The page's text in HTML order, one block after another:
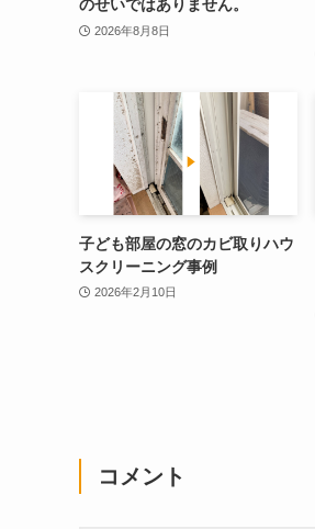
のせいではありません。
2026年8月8日
子ども部屋の窓のカビ取りハウ
スクリーニング事例
2026年2月10日
コメント